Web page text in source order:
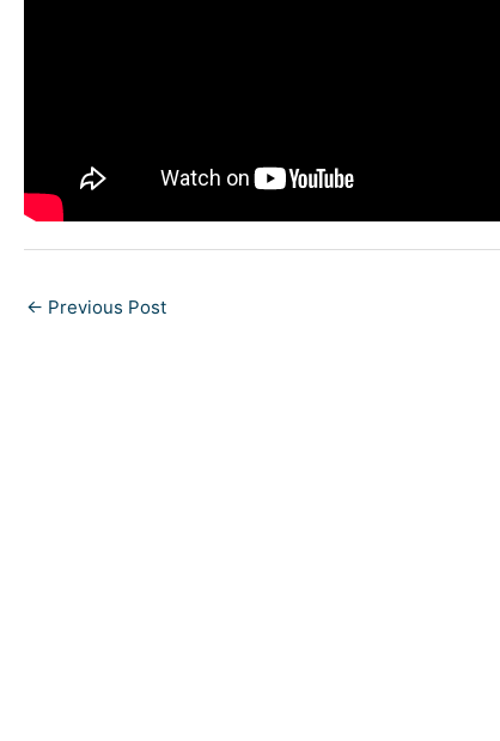
← Previous Post